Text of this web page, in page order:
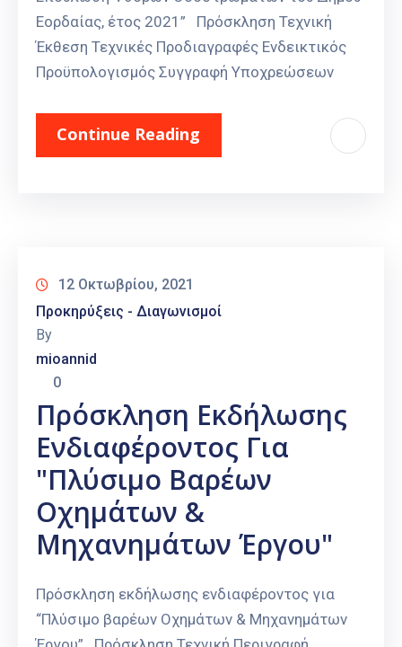
Εορδαίας, έτος 2021” Πρόσκληση Τεχνική
Έκθεση Τεχνικές Προδιαγραφές Ενδεικτικός
Προϋπολογισμός Συγγραφή Υποχρεώσεων
Continue Reading
12 Οκτωβρίου, 2021
Προκηρύξεις - Διαγωνισμοί
By
mioannid
0
Πρόσκληση Εκδήλωσης
Ενδιαφέροντος Για
"Πλύσιμο Βαρέων
Οχημάτων &
Μηχανημάτων Έργου"
Πρόσκληση εκδήλωσης ενδιαφέροντος για
“Πλύσιμο βαρέων Οχημάτων & Μηχανημάτων